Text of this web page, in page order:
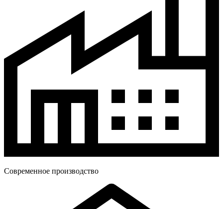
Современное производство